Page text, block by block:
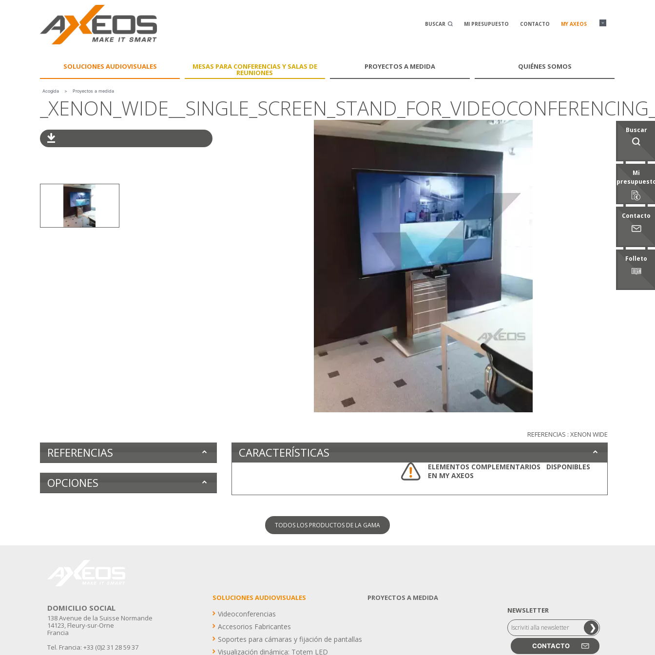
BUSCAR MI PRESUPUESTO CONTACTO MY AXEOS
SOLUCIONES AUDIOVISUALES MESAS PARA CONFERENCIAS Y SALAS DE
REUNIONES
PROYECTOS A MEDIDA QUIÉNES SOMOS
Buscar
Mi
Contacto
Folleto
Acogida > Proyectos a medida
REFERENCIAS : XENON WIDE
REFERENCIAS
OPCIONES
CARACTERÍSTICAS
ELEMENTOS COMPLEMENTARIOS DISPONIBLES
EN MY AXEOS
TODOS LOS PRODUCTOS DE LA GAMA
DOMICILIO SOCIAL
138 Avenue de la Suisse Normande
14123, Fleury-sur-Orne
Francia
Tel. Francia: +33 (0)2 31 28 59 37
SOLUCIONES AUDIOVISUALES
Videoconferencias
Accesorios Fabricantes
Soportes para cámaras y fijación de pantallas
Visualización dinámica: Totem LED
PROYECTOS A MEDIDA
NEWSLETTER
CONTACTO
Panel de gestión de cookies